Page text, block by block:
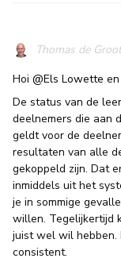
Thomas de Groot
Hoi @Els Lowette en
De status van de
deelnemers die aan
geldt voor de
resultaten van alle
gekoppeld zijn. Dat
inmiddels uit het
je in sommige
willen. Tegelijkertijd
juist wel wil hebben.
consistent.